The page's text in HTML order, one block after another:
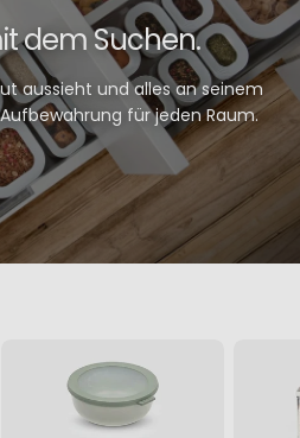
dem Suchen.
aussieht und alles an seinem
für jeden Raum.